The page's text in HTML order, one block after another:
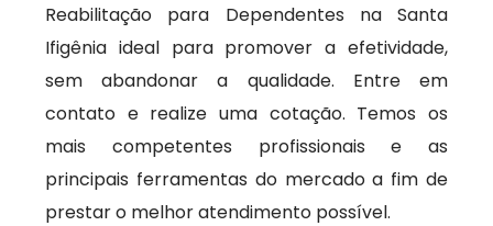
Reabilitação para Dependentes na Santa
Ifigênia ideal para promover a efetividade,
sem abandonar a qualidade. Entre em
contato e realize uma cotação. Temos os
mais competentes profissionais e as
principais ferramentas do mercado a fim de
prestar o melhor atendimento possível.